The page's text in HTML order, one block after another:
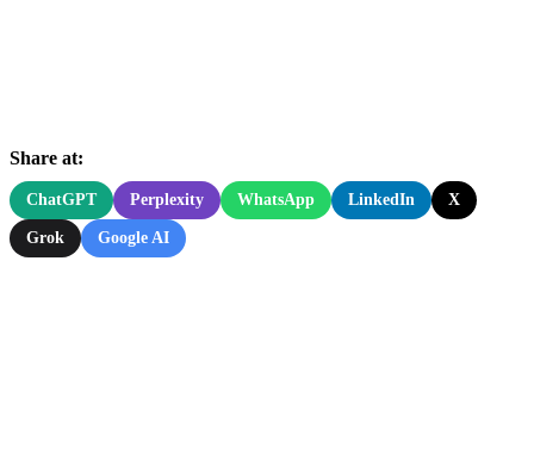
Share at:
ChatGPT Perplexity WhatsApp LinkedIn X
Grok Google AI